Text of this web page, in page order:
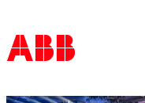
Products & Solutions